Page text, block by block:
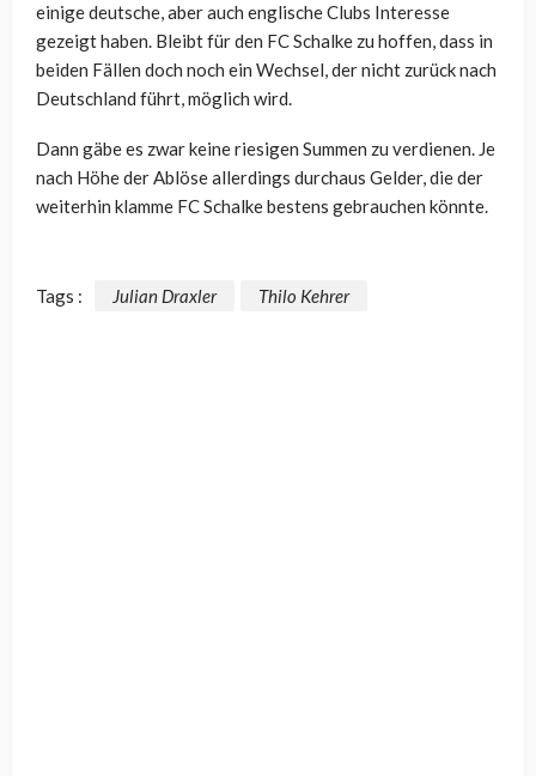
einige deutsche, aber auch englische Clubs Interesse
gezeigt haben. Bleibt für den FC Schalke zu hoffen, dass in
beiden Fällen doch noch ein Wechsel, der nicht zurück nach
Deutschland führt, möglich wird.
Dann gäbe es zwar keine riesigen Summen zu verdienen. Je
nach Höhe der Ablöse allerdings durchaus Gelder, die der
weiterhin klamme FC Schalke bestens gebrauchen könnte.
Tags : Julian Draxler Thilo Kehrer